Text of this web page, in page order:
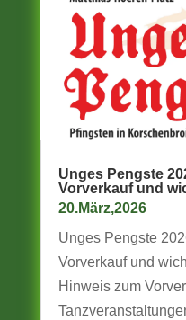
Unges Pengste
Vorverkauf und
20.März,2026
Unges Pengste
Vorverkauf und
Hinweis zum